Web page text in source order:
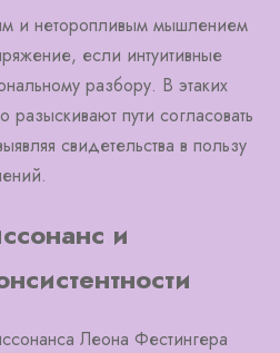
и неторопливым мышлением
если интуитивные
разбору. В этаких
разыскивают пути согласовать
свидетельства в пользу
и
Леона Фестингера